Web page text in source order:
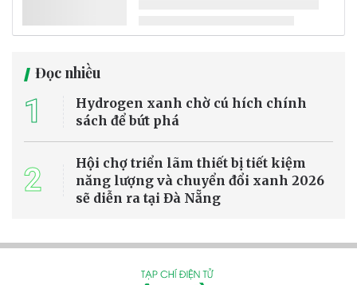
Đọc nhiều
1
Hydrogen xanh chờ cú hích chính
sách để bứt phá
2
Hội chợ triển lãm thiết bị tiết kiệm
năng lượng và chuyển đổi xanh 2026
sẽ diễn ra tại Đà Nẵng